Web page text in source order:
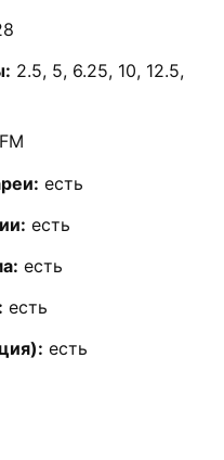
2.5, 5, 6.25, 10, 12.5,
есть
есть
есть
есть
есть